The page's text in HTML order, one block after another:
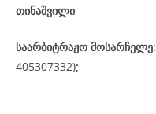
თინაშვილი
საარბიტრაჟო მოსარჩელე:
405307332);